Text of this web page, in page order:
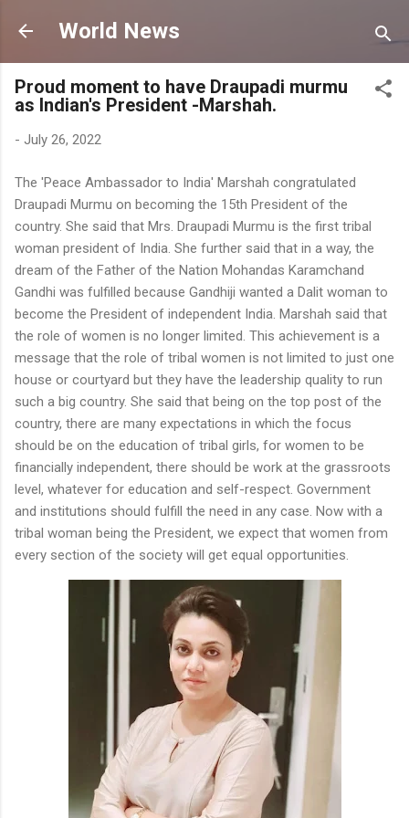
Skip to main content
World News
Proud moment to have Draupadi murmu
as Indian's President -Marshah.
- July 26, 2022
The 'Peace Ambassador to India' Marshah congratulated
Draupadi Murmu on becoming the 15th President of the
country. She said that Mrs. Draupadi Murmu is the first tribal
woman president of India. She further said that in a way, the
dream of the Father of the Nation Mohandas Karamchand
Gandhi was fulfilled because Gandhiji wanted a Dalit woman to
become the President of independent India. Marshah said that
the role of women is no longer limited. This achievement is a
message that the role of tribal women is not limited to just one
house or courtyard but they have the leadership quality to run
such a big country. She said that being on the top post of the
country, there are many expectations in which the focus
should be on the education of tribal girls, for women to be
financially independent, there should be work at the grassroots
level, whatever for education and self-respect. Government
and institutions should fulfill the need in any case. Now with a
tribal woman being the President, we expect that women from
every section of the society will get equal opportunities.